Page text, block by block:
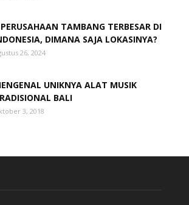
TAMBANG TERBESAR DI
DIMANA SAJA LOKASINYA?
26, 2024
UNIKNYA ALAT MUSIK
BALI
3, 2018